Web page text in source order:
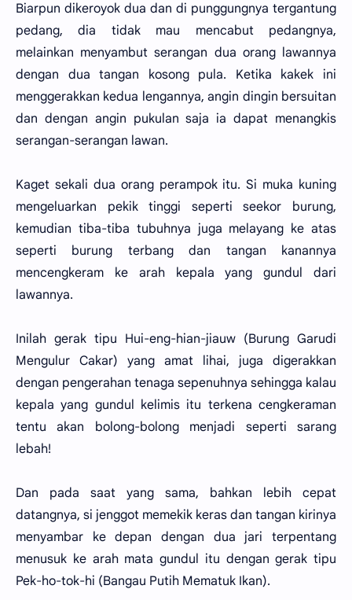
Biarpun dikeroyok dua dan di punggungnya tergantung
pedang, dia tidak mau mencabut pedangnya,
melainkan menyambut serangan dua orang lawannya
dengan dua tangan kosong pula. Ketika kakek ini
menggerakkan kedua lengannya, angin dingin bersuitan
dan dengan angin pukulan saja ia dapat menangkis
serangan-serangan lawan.
Kaget sekali dua orang perampok itu. Si muka kuning
mengeluarkan pekik tinggi seperti seekor burung,
kemudian tiba-tiba tubuhnya juga melayang ke atas
seperti burung terbang dan tangan kanannya
mencengkeram ke arah kepala yang gundul dari
lawannya.
Inilah gerak tipu Hui-eng-hian-jiauw (Burung Garudi
Mengulur Cakar) yang amat lihai, juga digerakkan
dengan pengerahan tenaga sepenuhnya sehingga kalau
kepala yang gundul kelimis itu terkena cengkeraman
tentu akan bolong-bolong menjadi seperti sarang
lebah!
Dan pada saat yang sama, bahkan lebih cepat
datangnya, si jenggot memekik keras dan tangan kirinya
menyambar ke depan dengan dua jari terpentang
menusuk ke arah mata gundul itu dengan gerak tipu
Pek-ho-tok-hi (Bangau Putih Mematuk Ikan).